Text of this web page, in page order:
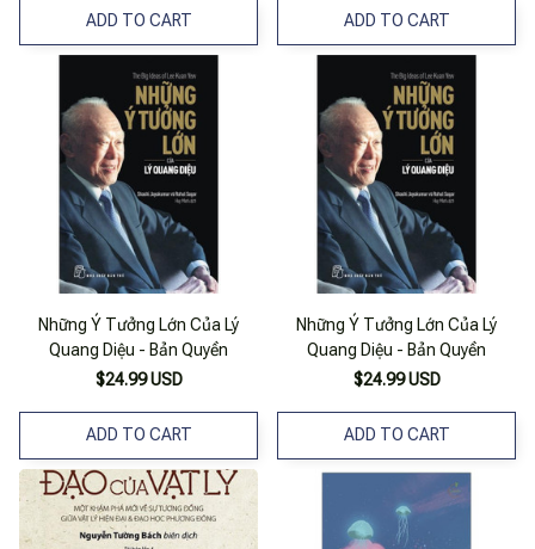
ADD TO CART ADD TO CART
Những Ý Tưởng Lớn Của Lý
Quang Diệu - Bản Quyền
$24.99 USD
ADD TO CART
Những Ý Tưởng Lớn Của Lý
Quang Diệu - Bản Quyền
$24.99 USD
ADD TO CART